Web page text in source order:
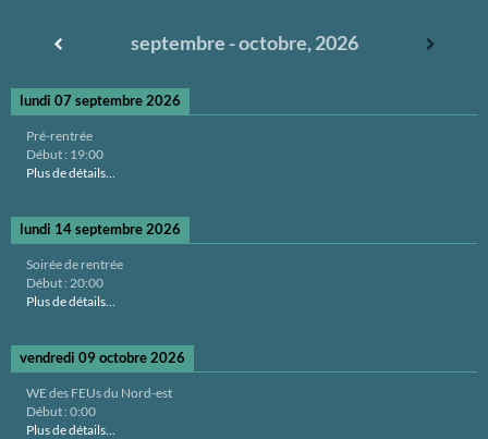
septembre - octobre, 2026
lundi 07 septembre 2026
Pré-rentrée
Début : 19:00
Plus de détails...
lundi 14 septembre 2026
Soirée de rentrée
Début : 20:00
Plus de détails...
vendredi 09 octobre 2026
WE des FEUs du Nord-est
Début : 0:00
Plus de détails...